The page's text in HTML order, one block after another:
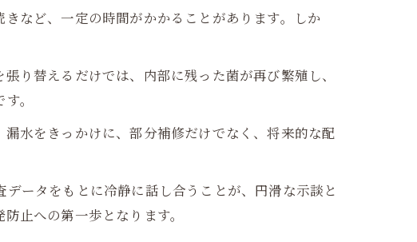
など、一定の時間がかかることがあります。しか
り替えるだけでは、内部に残った菌が再び繁殖し、
。
水をきっかけに、部分補修だけでなく、将来的な配
ータをもとに冷静に話し合うことが、円滑な示談と
止への第一歩となります。